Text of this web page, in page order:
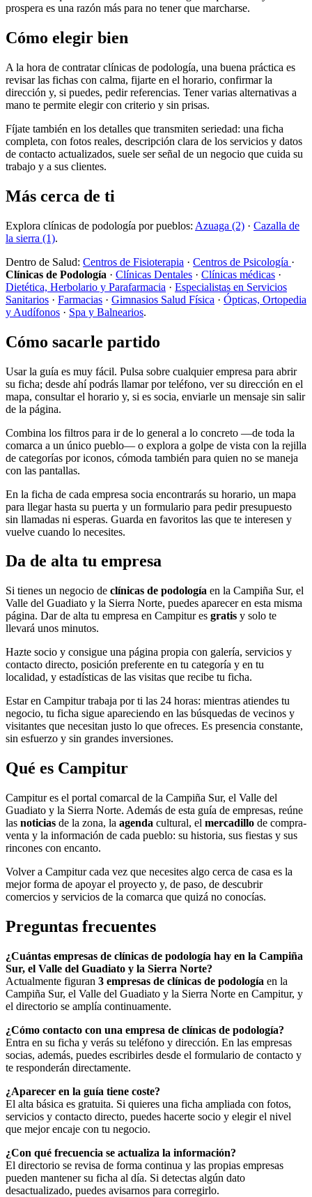
prospera es una razón más para no tener que marcharse.
Cómo elegir bien
A la hora de contratar clínicas de podología, una buena práctica es
revisar las fichas con calma, fijarte en el horario, confirmar la
dirección y, si puedes, pedir referencias. Tener varias alternativas a
mano te permite elegir con criterio y sin prisas.
Fíjate también en los detalles que transmiten seriedad: una ficha
completa, con fotos reales, descripción clara de los servicios y datos
de contacto actualizados, suele ser señal de un negocio que cuida su
trabajo y a sus clientes.
Más cerca de ti
Explora clínicas de podología por pueblos: Azuaga (2) · Cazalla de
la sierra (1).
Dentro de Salud: Centros de Fisioterapia · Centros de Psicología ·
Clínicas de Podología · Clínicas Dentales · Clínicas médicas ·
Dietética, Herbolario y Parafarmacia · Especialistas en Servicios
Sanitarios · Farmacias · Gimnasios Salud Física · Ópticas, Ortopedia
y Audífonos · Spa y Balnearios.
Cómo sacarle partido
Usar la guía es muy fácil. Pulsa sobre cualquier empresa para abrir
su ficha; desde ahí podrás llamar por teléfono, ver su dirección en el
mapa, consultar el horario y, si es socia, enviarle un mensaje sin salir
de la página.
Combina los filtros para ir de lo general a lo concreto —de toda la
comarca a un único pueblo— o explora a golpe de vista con la rejilla
de categorías por iconos, cómoda también para quien no se maneja
con las pantallas.
En la ficha de cada empresa socia encontrarás su horario, un mapa
para llegar hasta su puerta y un formulario para pedir presupuesto
sin llamadas ni esperas. Guarda en favoritos las que te interesen y
vuelve cuando lo necesites.
Da de alta tu empresa
Si tienes un negocio de clínicas de podología en la Campiña Sur, el
Valle del Guadiato y la Sierra Norte, puedes aparecer en esta misma
página. Dar de alta tu empresa en Campitur es gratis y solo te
llevará unos minutos.
Hazte socio y consigue una página propia con galería, servicios y
contacto directo, posición preferente en tu categoría y en tu
localidad, y estadísticas de las visitas que recibe tu ficha.
Estar en Campitur trabaja por ti las 24 horas: mientras atiendes tu
negocio, tu ficha sigue apareciendo en las búsquedas de vecinos y
visitantes que necesitan justo lo que ofreces. Es presencia constante,
sin esfuerzo y sin grandes inversiones.
Qué es Campitur
Campitur es el portal comarcal de la Campiña Sur, el Valle del
Guadiato y la Sierra Norte. Además de esta guía de empresas, reúne
las noticias de la zona, la agenda cultural, el mercadillo de compra-
venta y la información de cada pueblo: su historia, sus fiestas y sus
rincones con encanto.
Volver a Campitur cada vez que necesites algo cerca de casa es la
mejor forma de apoyar el proyecto y, de paso, de descubrir
comercios y servicios de la comarca que quizá no conocías.
Preguntas frecuentes
¿Cuántas empresas de clínicas de podología hay en la Campiña
Sur, el Valle del Guadiato y la Sierra Norte?
Actualmente figuran 3 empresas de clínicas de podología en la
Campiña Sur, el Valle del Guadiato y la Sierra Norte en Campitur, y
el directorio se amplía continuamente.
¿Cómo contacto con una empresa de clínicas de podología?
Entra en su ficha y verás su teléfono y dirección. En las empresas
socias, además, puedes escribirles desde el formulario de contacto y
te responderán directamente.
¿Aparecer en la guía tiene coste?
El alta básica es gratuita. Si quieres una ficha ampliada con fotos,
servicios y contacto directo, puedes hacerte socio y elegir el nivel
que mejor encaje con tu negocio.
¿Con qué frecuencia se actualiza la información?
El directorio se revisa de forma continua y las propias empresas
pueden mantener su ficha al día. Si detectas algún dato
desactualizado, puedes avisarnos para corregirlo.